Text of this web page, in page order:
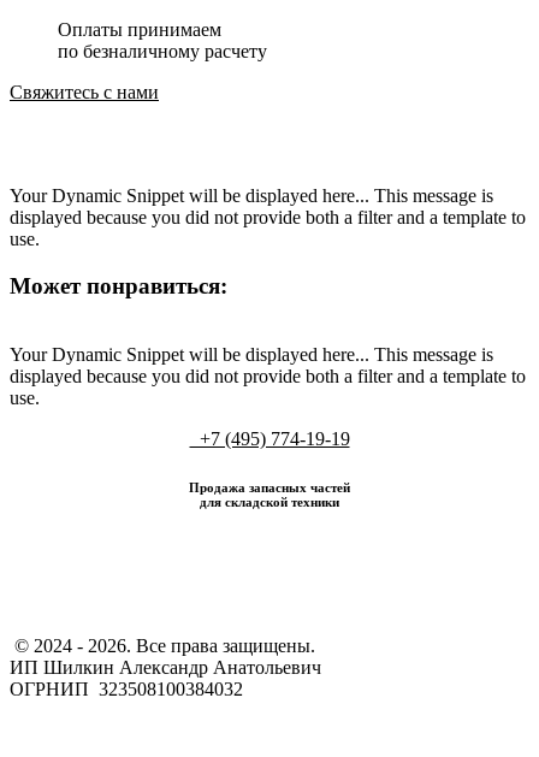
Оплаты принимаем
по безналичному расчету
Свяжитесь с нами
Your Dynamic Snippet will be displayed here... This message is
displayed because you did not provide both a filter and a template to
use.
Может понравиться:
Your Dynamic Snippet will be displayed here... This message is
displayed because you did not provide both a filter and a template to
use.
+7 (495) 774-19-19
Продажа запасных частей
для складской техники
​ © 2024 - 2026. Все права защищены.
ИП Шилкин Александр Анатольевич
ОГРНИП 323508100384032